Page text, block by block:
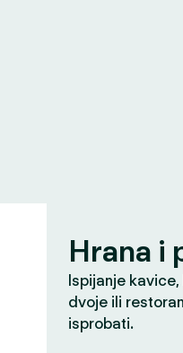
Hrana i
Ispijanje
dvoje ili
isprobati.